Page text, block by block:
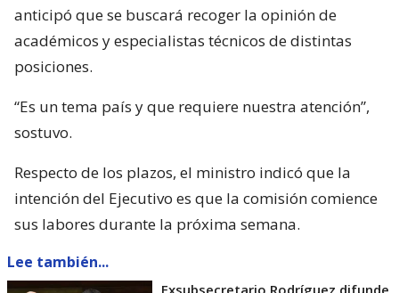
anticipó que se buscará recoger la opinión de
académicos y especialistas técnicos de distintas
posiciones.
“Es un tema país y que requiere nuestra atención”,
sostuvo.
Respecto de los plazos, el ministro indicó que la
intención del Ejecutivo es que la comisión comience
sus labores durante la próxima semana.
Lee también...
Exsubsecretario Rodríguez difunde